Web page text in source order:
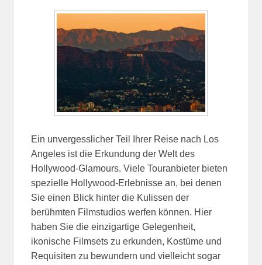
Ein unvergesslicher Teil Ihrer Reise nach Los
Angeles ist die Erkundung der Welt des
Hollywood-Glamours. Viele Touranbieter bieten
spezielle Hollywood-Erlebnisse an, bei denen
Sie einen Blick hinter die Kulissen der
berühmten Filmstudios werfen können. Hier
haben Sie die einzigartige Gelegenheit,
ikonische Filmsets zu erkunden, Kostüme und
Requisiten zu bewundern und vielleicht sogar